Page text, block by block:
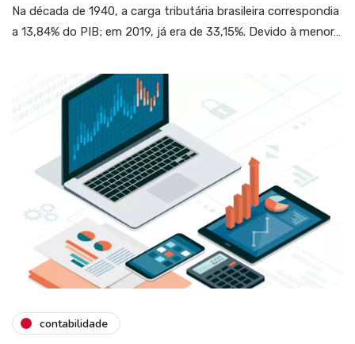
Na década de 1940, a carga tributária brasileira correspondia
a 13,84% do PIB; em 2019, já era de 33,15%. Devido à menor…
contabilidade